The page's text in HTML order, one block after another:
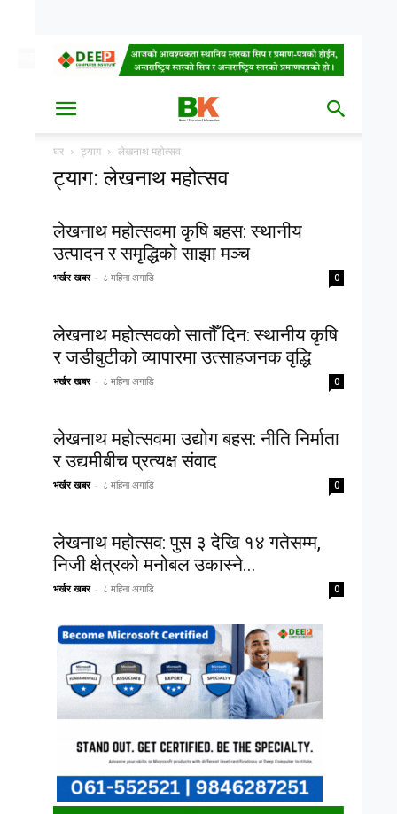
आइत, साउन २४, २०८३
घर ट्याग लेखनाथ महोत्सव
ट्याग: लेखनाथ महोत्सव
लेखनाथ महोत्सवमा कृषि बहस: स्थानीय
उत्पादन र समृद्धिको साझा मञ्च
भर्खर खबर - ८ महिना अगाडि 0
लेखनाथ महोत्सवको सातौँ दिन: स्थानीय कृषि
र जडीबुटीको व्यापारमा उत्साहजनक वृद्धि
भर्खर खबर - ८ महिना अगाडि 0
लेखनाथ महोत्सवमा उद्योग बहस: नीति निर्माता
र उद्यमीबीच प्रत्यक्ष संवाद
भर्खर खबर - ८ महिना अगाडि 0
लेखनाथ महोत्सव: पुस ३ देखि १४ गतेसम्म,
निजी क्षेत्रको मनोबल उकास्ने...
भर्खर खबर - ८ महिना अगाडि 0